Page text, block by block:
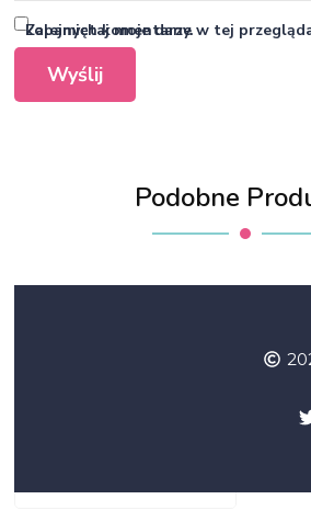
Zapamiętaj moje dane w tej przeglądarce podczas pisania kolejnych komentarzy.
Podobne